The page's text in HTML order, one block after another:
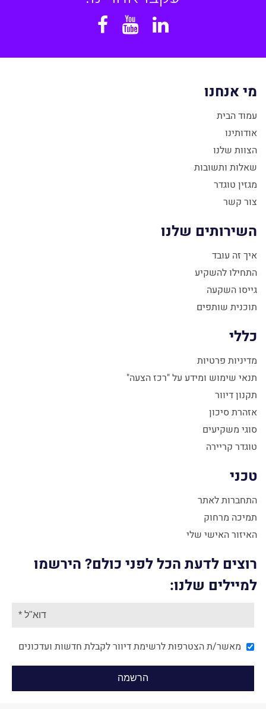
Linkedin
YouTube
מי אנחנו
עמוד הבית
אודותינו
הצוות שלנו
שאלות ותשובות
מגזין טוגדר
צור קשר
השירותים שלנו
איך זה עובד
התחילו להשקיע
גייסו השקעה
תוכנית שותפים
כללי
מדיניות פרטיות
תנאי שימוש ומידע על "רכז הצעה"
תקנון דיוור
אזהרת סיכון
סוגי משקיעים
טוגדר קריירה
טכני
התחברות לאתר
תמיכה מרחוק
האיזור האישי שלי
רוצים לדעת הכל לפני כולם? הירשמו
למיילים שלנו:
מאשר/ת הצטרפות לרשימת דיוור לקבלת חדשות ועדכונים